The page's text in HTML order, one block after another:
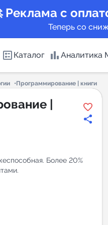
Реклама с
Теперь со
Каталог Аналитика
Каталог каналов
Программирование | книги
|
Более 20%